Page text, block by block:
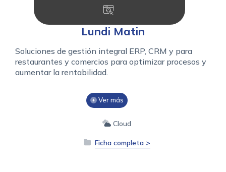
Lundi Matin
Soluciones de gestión integral ERP, CRM y para
restaurantes y comercios para optimizar procesos y
aumentar la rentabilidad.
Ver más
Cloud
Ficha completa >